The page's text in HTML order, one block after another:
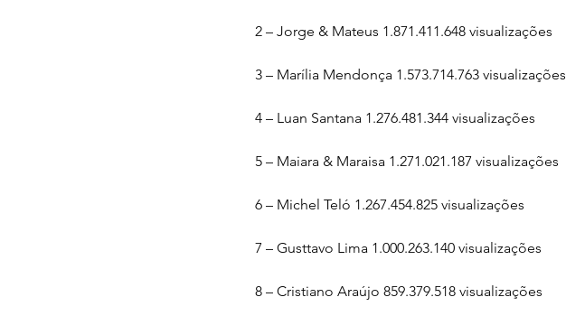
2 – Jorge & Mateus 1.871.411.648 visualizações
3 – Marília Mendonça 1.573.714.763 visualizações
4 – Luan Santana 1.276.481.344 visualizações
5 – Maiara & Maraisa 1.271.021.187 visualizações
6 – Michel Teló 1.267.454.825 visualizações
7 – Gusttavo Lima 1.000.263.140 visualizações
8 – Cristiano Araújo 859.379.518 visualizações